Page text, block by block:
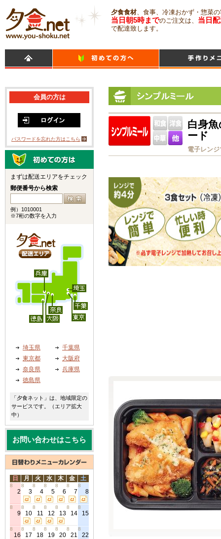
夕食食材、食事、冷凍おかず・惣菜
当日朝5時までのご注文は、 当日
で配達致します。
白身
ード
電子レン
会員の方は
パスワードを忘れた方はこちら
まずは配送エリアをチェック
郵便番号から検索
例）1010001
※7桁の数字を入力
埼玉県
千葉県
東京都
大阪府
奈良県
兵庫県
徳島県
「夕食ネット」は、地域限定の
サービスです。（エリア拡大
中）
お問い合わせはこちら
日 月 火 水 木 金 土
8
2
8
3
8
4
8
5
8
6
8
7
8
8
8
9
8
10
8
11
8
12
8
13
8
14
8
15
8
16
8
17
8
18
8
19
8
20
8
21
8
22